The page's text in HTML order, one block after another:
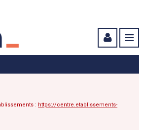
: https://centre.etablissements-